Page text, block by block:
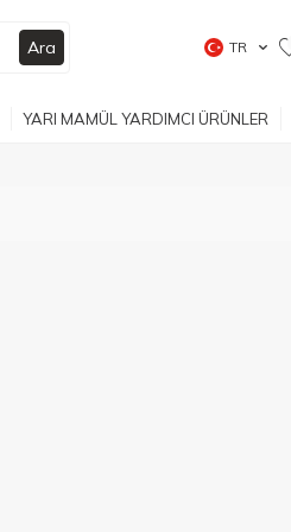
Ara TR
YARI MAMÜL YARDIMCI ÜRÜNLER